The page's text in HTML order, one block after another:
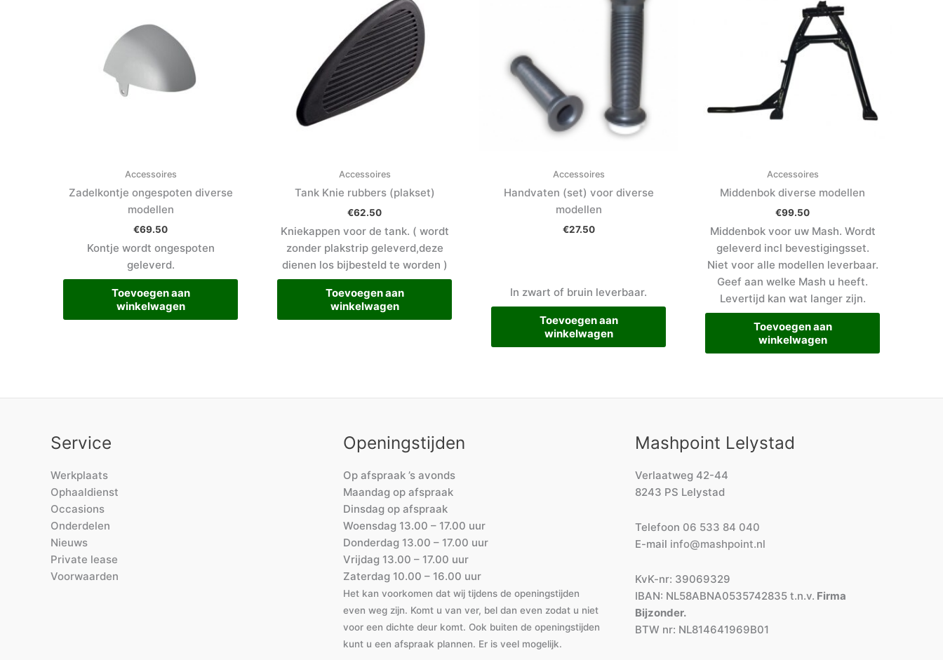
Accessoires
Zadelkontje ongespoten diverse
modellen
€69.50
Kontje wordt ongespoten
geleverd.
Toevoegen aan
winkelwagen
Accessoires
Tank Knie rubbers (plakset)
€62.50
Kniekappen voor de tank. ( wordt
zonder plakstrip geleverd,deze
dienen los bijbesteld te worden )
Toevoegen aan
winkelwagen
Accessoires
Handvaten (set) voor diverse
modellen
€27.50
In zwart of bruin leverbaar.
Toevoegen aan
winkelwagen
Accessoires
Middenbok diverse modellen
€99.50
Middenbok voor uw Mash. Wordt
geleverd incl bevestigingsset.
Niet voor alle modellen leverbaar.
Geef aan welke Mash u heeft.
Levertijd kan wat langer zijn.
Toevoegen aan
winkelwagen
Service
Werkplaats
Ophaaldienst
Occasions
Onderdelen
Nieuws
Private lease
Voorwaarden
Openingstijden
Op afspraak ’s avonds
Maandag op afspraak
Dinsdag op afspraak
Woensdag 13.00 – 17.00 uur
Donderdag 13.00 – 17.00 uur
Vrijdag 13.00 – 17.00 uur
Zaterdag 10.00 – 16.00 uur
Het kan voorkomen dat wij tijdens de openingstijden
even weg zijn. Komt u van ver, bel dan even zodat u niet
voor een dichte deur komt. Ook buiten de openingstijden
kunt u een afspraak plannen. Er is veel mogelijk.
Mashpoint Lelystad
Verlaatweg 42-44
8243 PS Lelystad
Telefoon 06 533 84 040
E-mail info@mashpoint.nl
KvK-nr: 39069329
IBAN: NL58ABNA0535742835 t.n.v. Firma
Bijzonder.
BTW nr: NL814641969B01